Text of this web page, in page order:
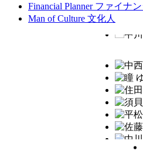
Financial Planner ファイナ
Man of Culture 文化人